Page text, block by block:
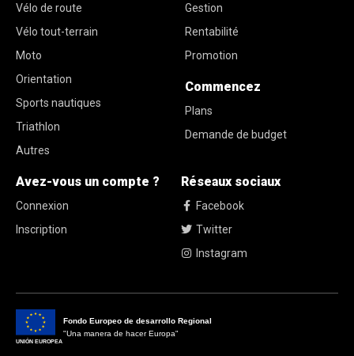
Vélo de route
Vélo tout-terrain
Moto
Orientation
Sports nautiques
Triathlon
Autres
Gestion
Rentabilité
Promotion
Commencez
Plans
Demande de budget
Avez-vous un compte ?
Connexion
Inscription
Réseaux sociaux
Facebook
Twitter
Instagram
UNIÓN EUROPEA
Fondo Europeo de desarrollo Regional
"Una manera de hacer Europa"